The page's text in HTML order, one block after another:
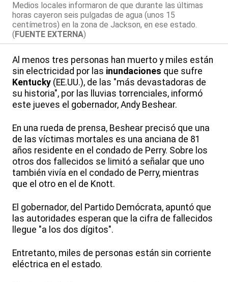
Medios locales informaron de que durante las últimas
horas cayeron seis pulgadas de agua (unos 15
centímetros) en la zona de Jackson, en ese estado.
(FUENTE EXTERNA)
Al menos tres personas han muerto y miles están
sin electricidad por las inundaciones que sufre
Kentucky (EE.UU.), de las "más devastadoras de
su historia", por las lluvias torrenciales, informó
este jueves el gobernador, Andy Beshear.
En una rueda de prensa, Beshear precisó que una
de las víctimas mortales es una anciana de 81
años residente en el condado de Perry. Sobre los
otros dos fallecidos se limitó a señalar que uno
también vivía en el condado de Perry, mientras
que el otro en el de Knott.
El gobernador, del Partido Demócrata, apuntó que
las autoridades esperan que la cifra de fallecidos
llegue "a los dos dígitos".
Entretanto, miles de personas están sin corriente
eléctrica en el estado.